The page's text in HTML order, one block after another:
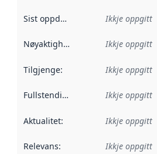
Sist oppdatert Ikkje oppgitt
Nøyaktigheit Ikkje oppgitt
Tilgjenge: Ikkje oppgitt
Fullstendigheit Ikkje oppgitt
Aktualitet: Ikkje oppgitt
Relevans: Ikkje oppgitt